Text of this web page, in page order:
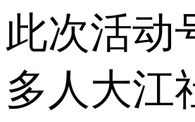
此次活动
多人大江